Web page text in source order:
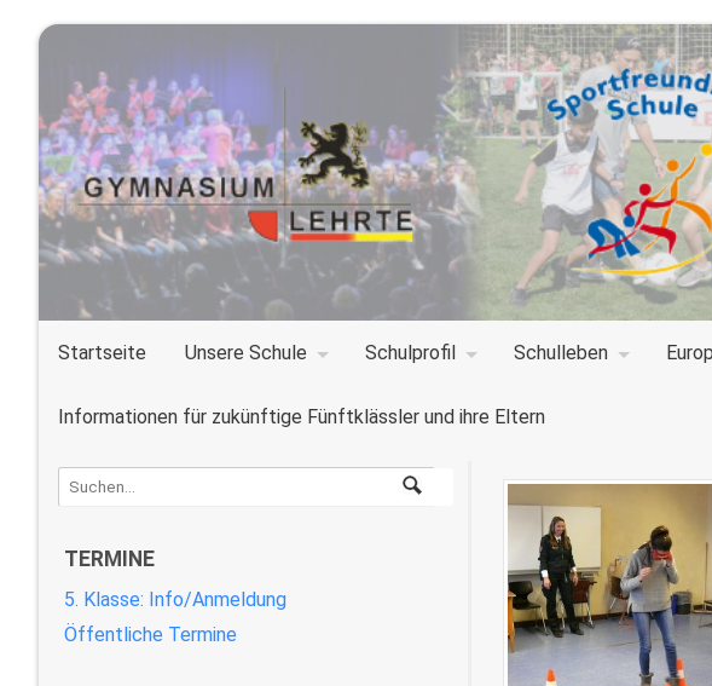
Startseite Unsere Schule Schulprofil Schulleben
Informationen für zukünftige Fünftklässler und ihre Eltern
TERMINE
5. Klasse: Info/Anmeldung
Öffentliche Termine